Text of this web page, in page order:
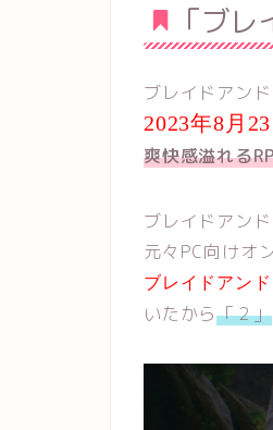
「ブ
ブレイドアンド
2023年8月23
爽快感溢れる
ブレイドアン
元々PC向けオ
ブレイドアン
いたから「２」